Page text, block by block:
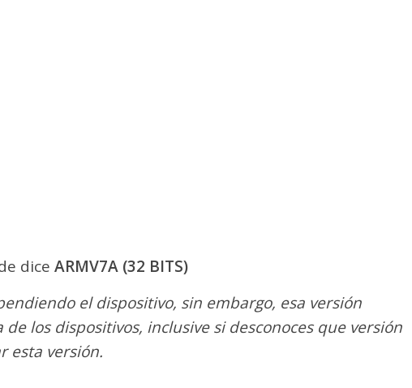
dice ARMV7A (32 BITS)
el dispositivo, sin embargo, esa versión
los dispositivos, inclusive si desconoces que versión
esta versión.